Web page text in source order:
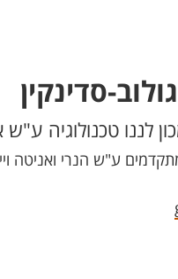
סדינקין
לננו טכנולוגיה
הנרי ואניטה וייס - 95 חדר 7, קמפוס
הסגל